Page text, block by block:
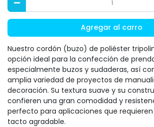
Agregar al carro
Nuestro cordón (buzo) de poliéster
opción ideal para la confección de
especialmente buzos y sudaderas, así
amplia variedad de proyectos de
decoración. Su textura suave y su
confieren una gran comodidad y
perfecto para aplicaciones que
tacto agradable.